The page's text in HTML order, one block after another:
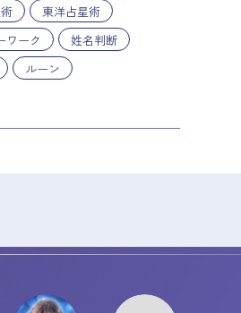
東洋占星術
ワーク
姓名判断
ルーン